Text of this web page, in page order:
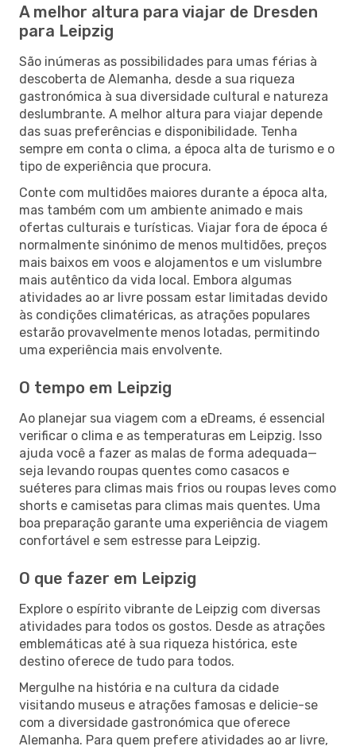
A melhor altura para viajar de Dresden
para Leipzig
São inúmeras as possibilidades para umas férias à
descoberta de Alemanha, desde a sua riqueza
gastronómica à sua diversidade cultural e natureza
deslumbrante. A melhor altura para viajar depende
das suas preferências e disponibilidade. Tenha
sempre em conta o clima, a época alta de turismo e o
tipo de experiência que procura.
Conte com multidões maiores durante a época alta,
mas também com um ambiente animado e mais
ofertas culturais e turísticas. Viajar fora de época é
normalmente sinónimo de menos multidões, preços
mais baixos em voos e alojamentos e um vislumbre
mais autêntico da vida local. Embora algumas
atividades ao ar livre possam estar limitadas devido
às condições climatéricas, as atrações populares
estarão provavelmente menos lotadas, permitindo
uma experiência mais envolvente.
O tempo em Leipzig
Ao planejar sua viagem com a eDreams, é essencial
verificar o clima e as temperaturas em Leipzig. Isso
ajuda você a fazer as malas de forma adequada—
seja levando roupas quentes como casacos e
suéteres para climas mais frios ou roupas leves como
shorts e camisetas para climas mais quentes. Uma
boa preparação garante uma experiência de viagem
confortável e sem estresse para Leipzig.
O que fazer em Leipzig
Explore o espírito vibrante de Leipzig com diversas
atividades para todos os gostos. Desde as atrações
emblemáticas até à sua riqueza histórica, este
destino oferece de tudo para todos.
Mergulhe na história e na cultura da cidade
visitando museus e atrações famosas e delicie-se
com a diversidade gastronómica que oferece
Alemanha. Para quem prefere atividades ao ar livre,